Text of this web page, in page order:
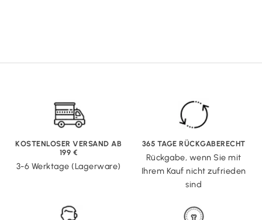
KOSTENLOSER VERSAND AB
199 €
3-6 Werktage (Lagerware)
365 TAGE RÜCKGABERECHT
Rückgabe, wenn Sie mit
Ihrem Kauf nicht zufrieden
sind